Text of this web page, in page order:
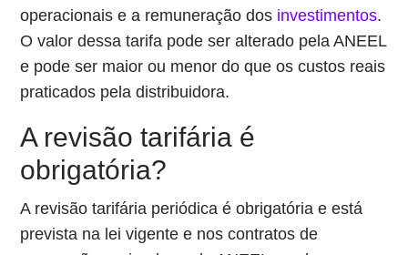
operacionais e a remuneração dos investimentos.
O valor dessa tarifa pode ser alterado pela ANEEL
e pode ser maior ou menor do que os custos reais
praticados pela distribuidora.
A revisão tarifária é
obrigatória?
A revisão tarifária periódica é obrigatória e está
prevista na lei vigente e nos contratos de